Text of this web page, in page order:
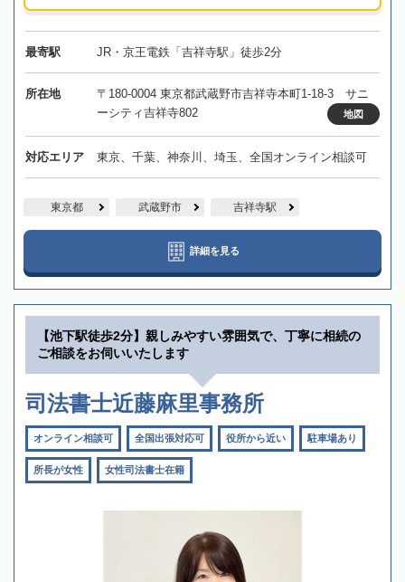
最寄駅 JR・京王電鉄「吉祥寺駅」徒歩2分
所在地
〒180-0004 東京都武蔵野市吉祥寺本町1-18-3 サニ
ーシティ吉祥寺802
地図
対応エリア 東京、千葉、神奈川、埼玉、全国オンライン相談可
東京都 武蔵野市 吉祥寺駅
詳細を見る
【池下駅徒歩2分】親しみやすい雰囲気で、丁寧に相続の
ご相談をお伺いいたします
司法書士近藤麻里事務所
オンライン相談可 全国出張対応可 役所から近い 駐車場あり
所長が女性 女性司法書士在籍